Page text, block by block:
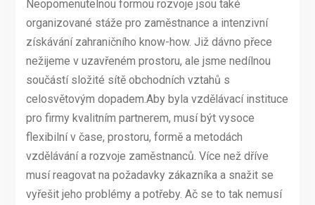
Neopomenutelnou formou rozvoje jsou také
organizované stáže pro zaměstnance a intenzivní
získávání zahraničního know-how. Již dávno přece
nežijeme v uzavřeném prostoru, ale jsme nedílnou
součástí složité sítě obchodních vztahů s
celosvětovým dopadem.Aby byla vzdělávací instituce
pro firmy kvalitním partnerem, musí být vysoce
flexibilní v čase, prostoru, formě a metodách
vzdělávání a rozvoje zaměstnanců. Více než dříve
musí reagovat na požadavky zákazníka a snažit se
vyřešit jeho problémy a potřeby. Ač se to tak nemusí